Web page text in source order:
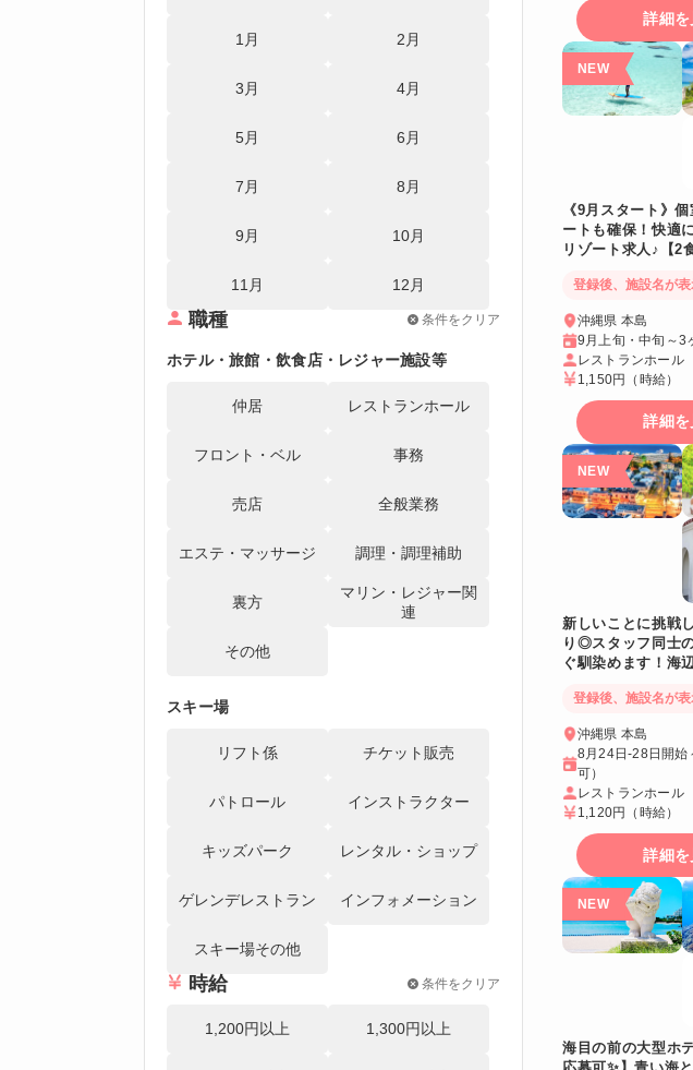
1月 2月
3月 4月
5月 6月
7月 8月
9月 10月
11月 12月
職種 条件をクリア
ホテル・旅館・飲食店・レジャー施設等
仲居 レストランホール
フロント・ベル 事務
売店 全般業務
エステ・マッサージ 調理・調理補助
裏方
マリン・レジャー関
連
その他
スキー場
リフト係 チケット販売
パトロール インストラクター
キッズパーク レンタル・ショップ
ゲレンデレストラン インフォメーション
スキー場その他
時給 条件をクリア
1,200円以上 1,300円以上
詳細を
《9月スタート》
ートも確保！快適
リゾート求人♪【2
登録後、施設名が
沖縄県 本島
9月上旬・中旬～3
レストランホール
1,150円 （時給）
詳細を
新しいことに挑戦
り◎スタッフ同士
ぐ馴染めます！海
確保できる個室寮
登録後、施設名が
沖縄県 本島
8月24日-28日開始
可）
レストランホール
1,120円
（時給）
詳細を
海目の前の大型ホ